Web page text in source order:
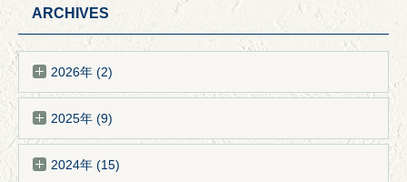
ARCHIVES
2026年 (2)
2025年 (9)
2024年 (15)